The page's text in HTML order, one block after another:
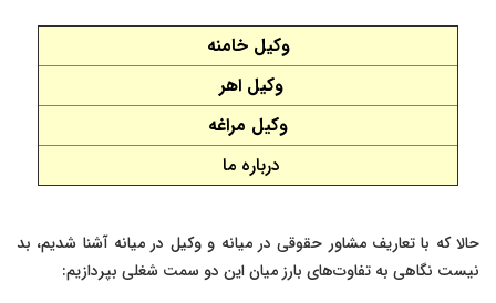
وکیل خامنه
وکیل اهر
وکیل مراغه
درباره ما
حالا که با تعاریف مشاور حقوقی در میانه و وکیل در میانه آشنا شدیم، بد
نیست نگاهی به تفاوت‌های بارز میان این دو سمت شغلی بپردازیم: